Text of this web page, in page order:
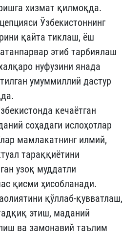
хизмат қилмоқда.
Ўзбекистоннинг
қайта тиклаш, ёш
этиб тарбиялаш
нуфузини янада
умуммиллий дастур
кечаётган
соҳадаги ислоҳотлар
мамлакатнинг илмий,
тараққиётини
узоқ муддатли
қисми ҳисобланади.
қўллаб-қувватлаш,
этиш, маданий
ва замонавий таълим